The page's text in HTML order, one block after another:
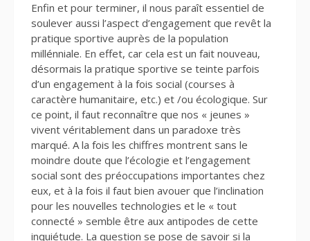
Enfin et pour terminer, il nous paraît essentiel de
soulever aussi l’aspect d’engagement que revêt la
pratique sportive auprès de la population
millénniale. En effet, car cela est un fait nouveau,
désormais la pratique sportive se teinte parfois
d’un engagement à la fois social (courses à
caractère humanitaire, etc.) et /ou écologique. Sur
ce point, il faut reconnaître que nos « jeunes »
vivent véritablement dans un paradoxe très
marqué. A la fois les chiffres montrent sans le
moindre doute que l’écologie et l’engagement
social sont des préoccupations importantes chez
eux, et à la fois il faut bien avouer que l’inclination
pour les nouvelles technologies et le « tout
connecté » semble être aux antipodes de cette
inquiétude. La question se pose de savoir si la